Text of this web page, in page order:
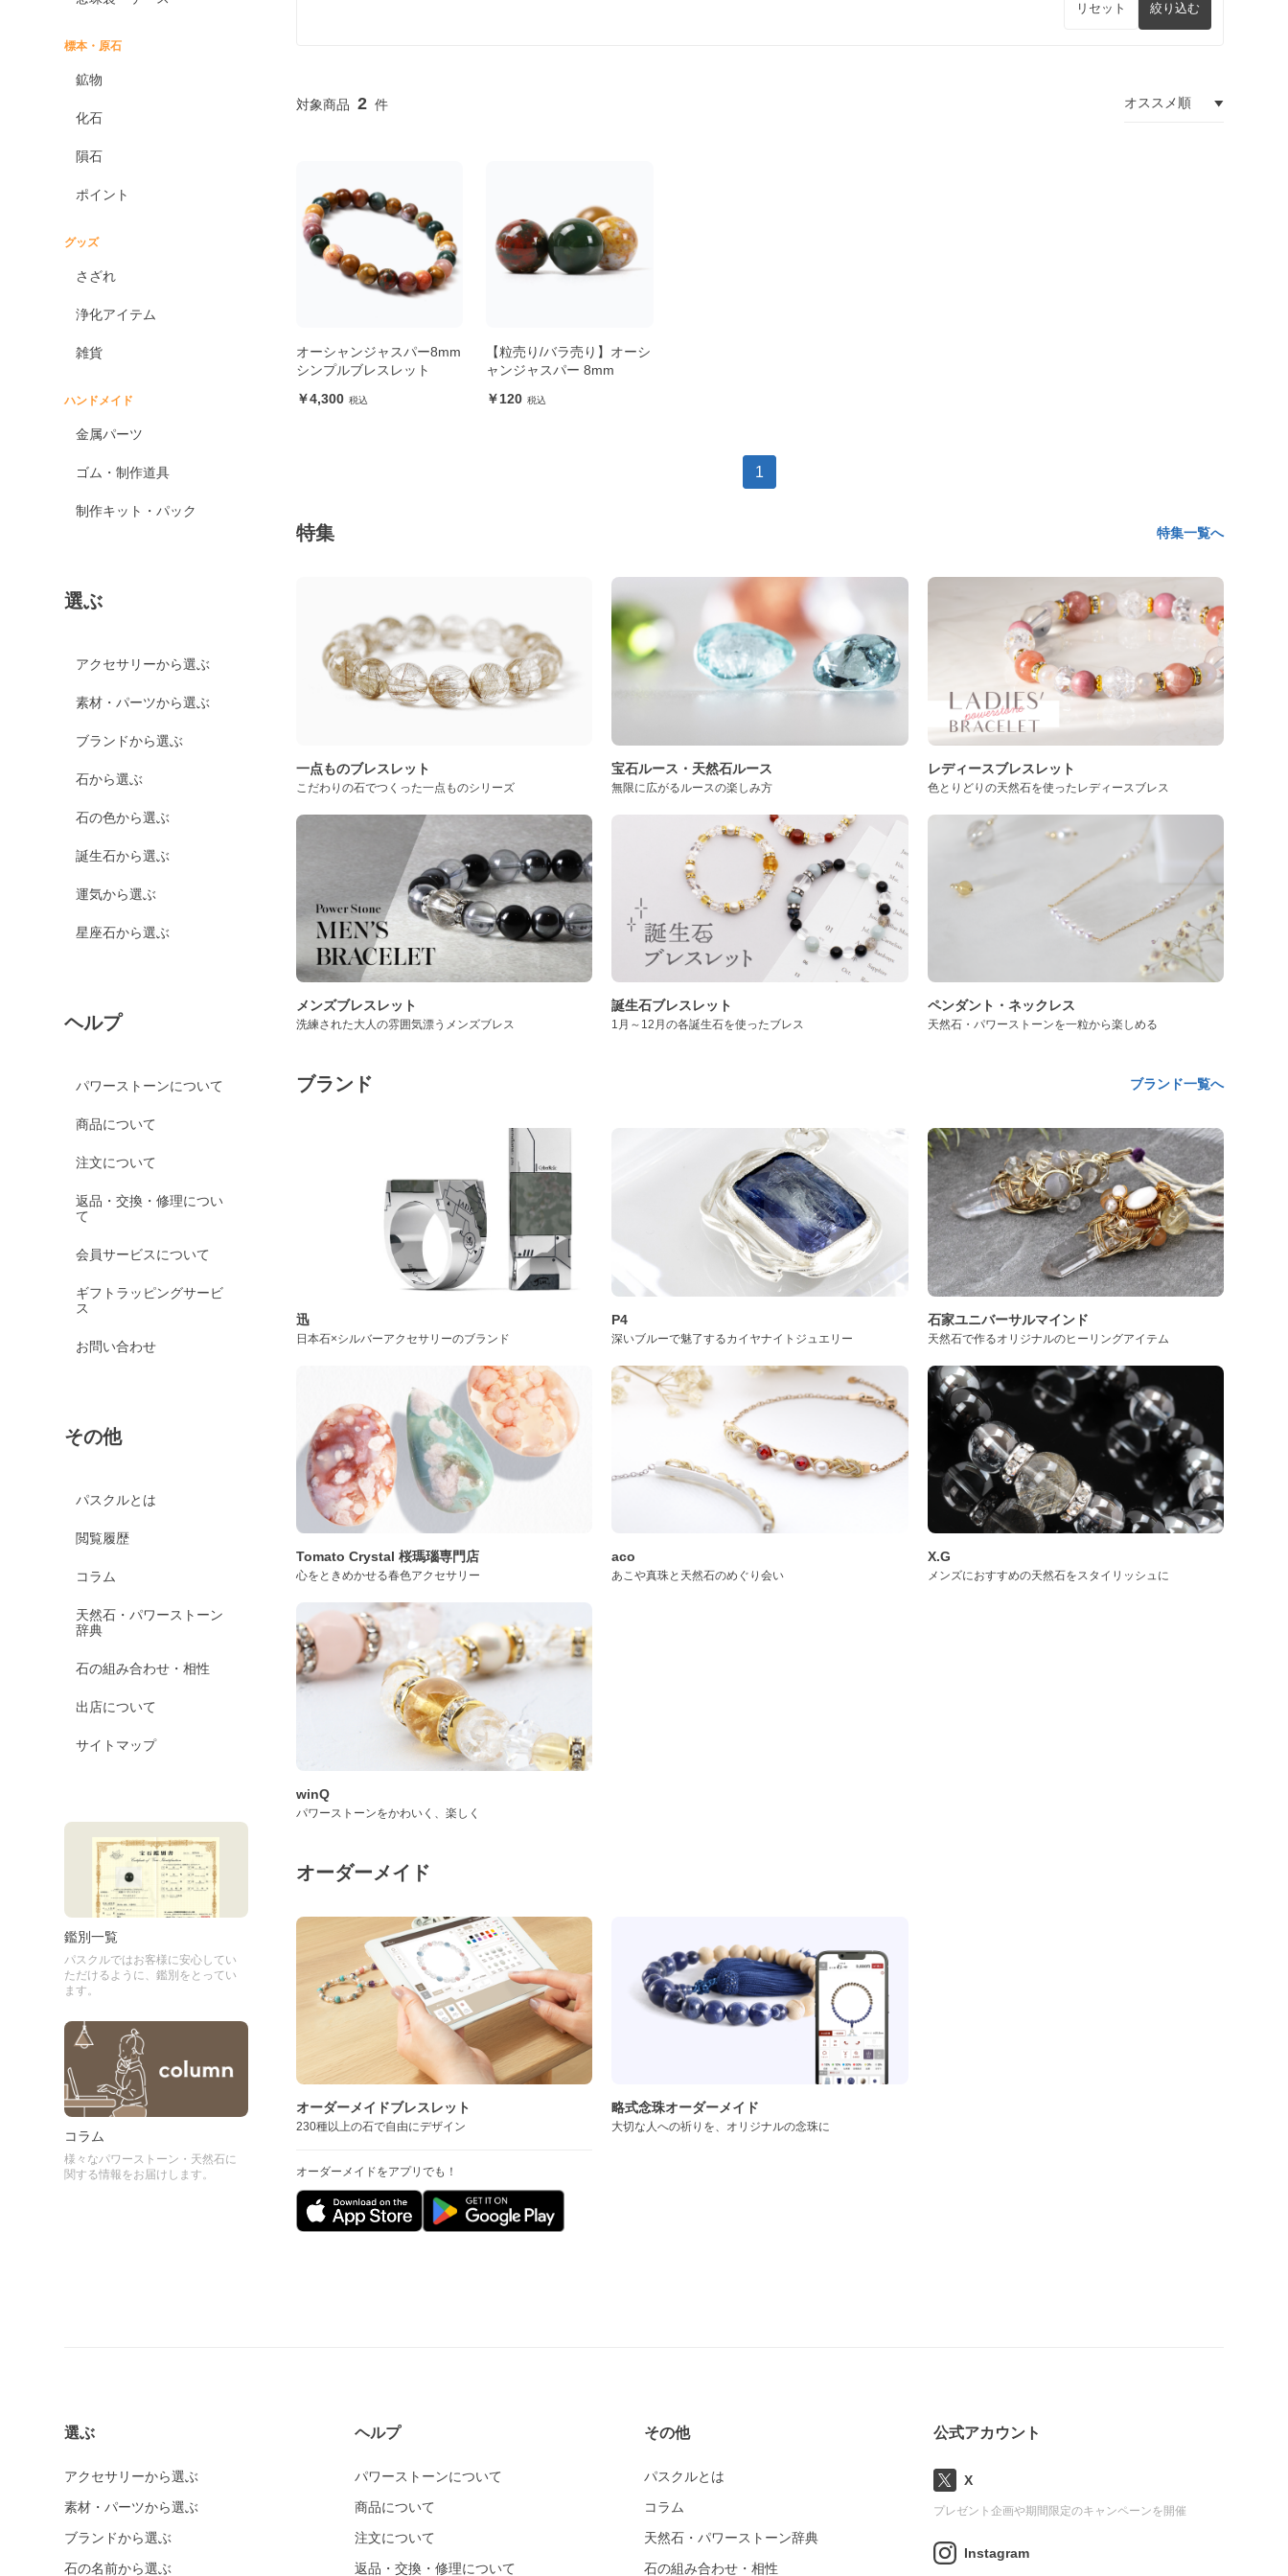
標本・原石
鉱物
化石
隕石
ポイント
グッズ
さざれ
浄化アイテム
雑貨
ハンドメイド
金属パーツ
ゴム・制作道具
制作キット・パック
選ぶ
アクセサリーから選ぶ
素材・パーツから選ぶ
ブランドから選ぶ
石から選ぶ
石の色から選ぶ
誕生石から選ぶ
運気から選ぶ
星座石から選ぶ
ヘルプ
パワーストーンについて
商品について
注文について
返品・交換・修理につい
て
会員サービスについて
ギフトラッピングサービ
ス
お問い合わせ
その他
パスクルとは
閲覧履歴
コラム
天然石・パワーストーン
辞典
石の組み合わせ・相性
出店について
サイトマップ
鑑別一覧
パスクルではお客様に安心してい
ただけるように、鑑別をとってい
ます。
コラム
様々なパワーストーン・天然石に
関する情報をお届けします。
リセット 絞り込む
2
オーシャンジャスパー8mm
シンプルブレスレット
4,300
【粒売り/バラ売り】オーシ
ャンジャスパー 8mm
120
1
特集 特集一覧へ
一点ものブレスレット
こだわりの石でつくった一点ものシリーズ
宝石ルース・天然石ルース
無限に広がるルースの楽しみ方
レディースブレスレット
色とりどりの天然石を使ったレディースブレス
メンズブレスレット
洗練された大人の雰囲気漂うメンズブレス
誕生石ブレスレット
1月～12月の各誕生石を使ったブレス
ペンダント・ネックレス
天然石・パワーストーンを一粒から楽しめる
ブランド ブランド一覧へ
迅
日本石×シルバーアクセサリーのブランド
P4
深いブルーで魅了するカイヤナイトジュエリー
石家ユニバーサルマインド
天然石で作るオリジナルのヒーリングアイテム
Tomato Crystal 桜瑪瑙専門店
心をときめかせる春色アクセサリー
aco
あこや真珠と天然石のめぐり会い
X.G
メンズにおすすめの天然石をスタイリッシュに
winQ
パワーストーンをかわいく、楽しく
オーダーメイド
オーダーメイドブレスレット
230種以上の石で自由にデザイン
オーダーメイドをアプリでも！
略式念珠オーダーメイド
大切な人への祈りを、オリジナルの念珠に
選ぶ
アクセサリーから選ぶ
素材・パーツから選ぶ
ブランドから選ぶ
石の名前から選ぶ
ヘルプ
パワーストーンについて
商品について
注文について
返品・交換・修理について
その他
パスクルとは
コラム
天然石・パワーストーン辞典
石の組み合わせ・相性
公式アカウント
X
プレゼント企画や期間限定のキャンペーンを開催
Instagram